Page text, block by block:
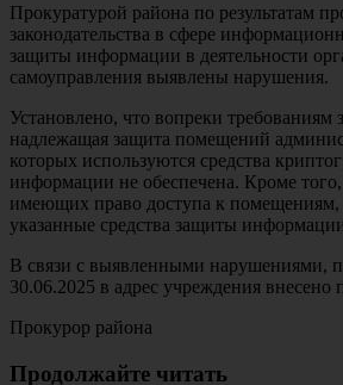
Прокуратурой района по результатам
законодательства в сфере
защиты информации в деятельности
самоуправления выявлены нарушения.
Установлено, что вопреки требованиям
надлежащая защита помещений
которых используются средства
информации не обеспечена. Кроме
имеющих право доступа к помещениям,
указанные средства защиты
В связи с выявленными нарушениями,
30.06.2025 в адрес учреждения внесено
Прокурор района
Продолжайте читать